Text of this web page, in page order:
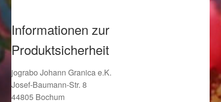
Ostergeschenke finden für Ostern 2019
Ostergeschenke finden für Ostern 2020
Ostergeschenke finden für Ostern 2021
Informationen zur
Produktsicherheit
jograbo Johann Granica e.K.
Josef-Baumann-Str. 8
44805 Bochum